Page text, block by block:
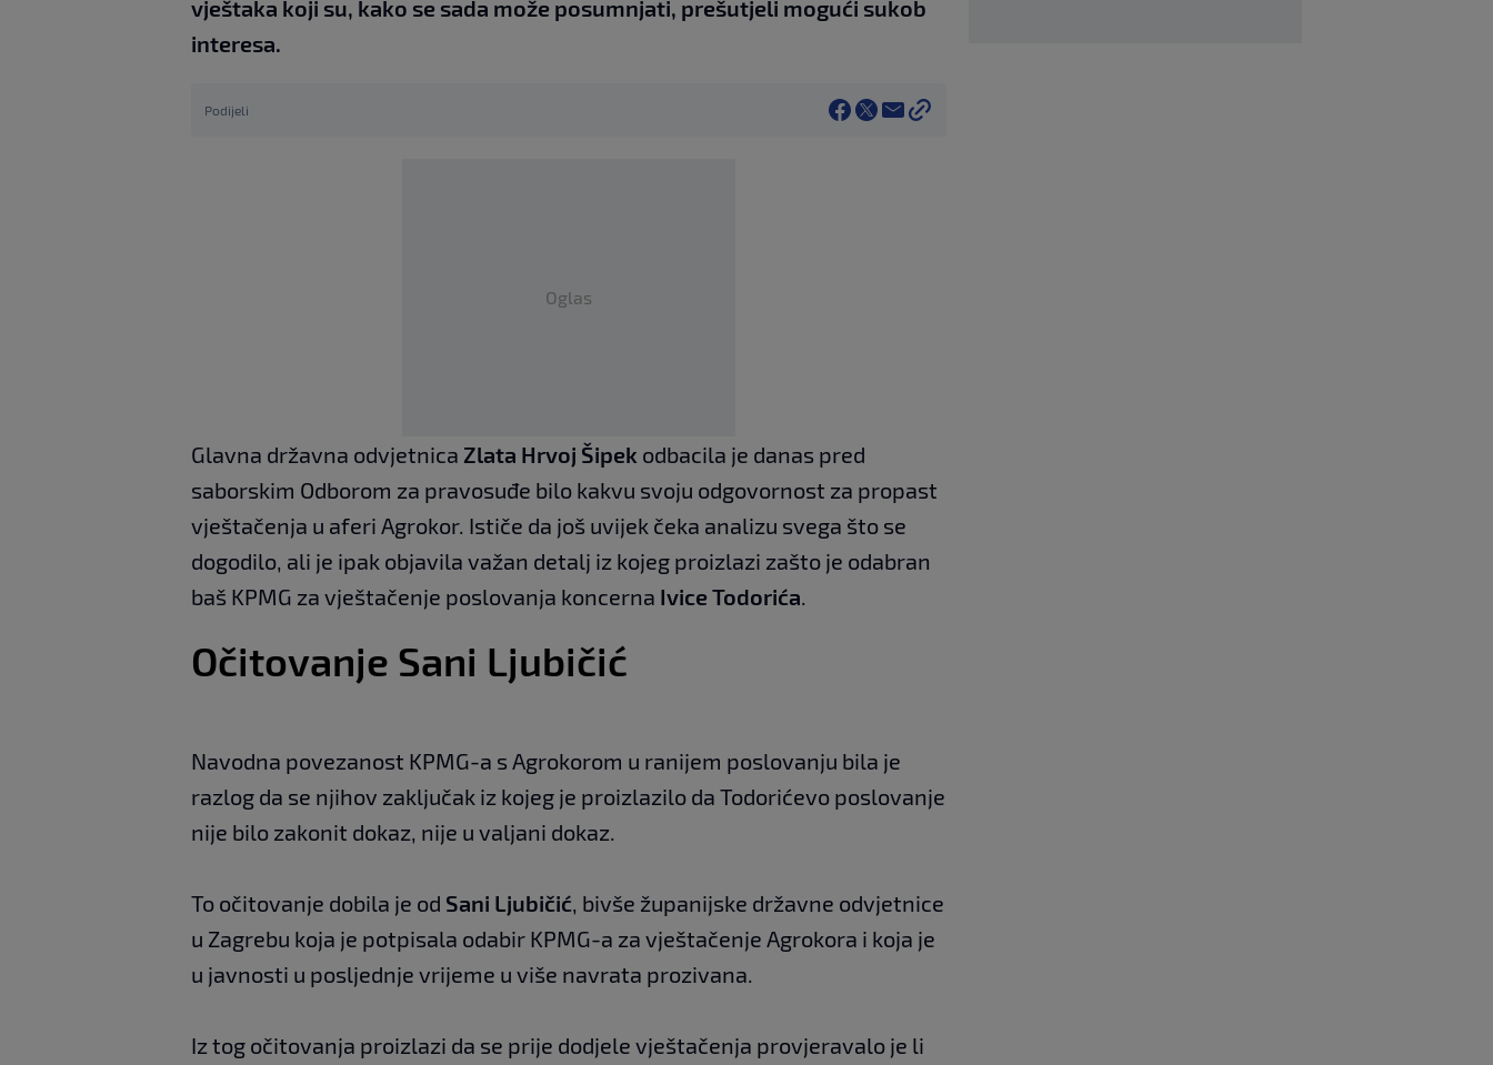
vještaka koji su, kako se sada može posumnjati, prešutjeli mogući sukob
interesa.
Podijeli
Oglas
Glavna državna odvjetnica Zlata Hrvoj Šipek odbacila je danas pred
saborskim Odborom za pravosuđe bilo kakvu svoju odgovornost za propast
vještačenja u aferi Agrokor. Ističe da još uvijek čeka analizu svega što se
dogodilo, ali je ipak objavila važan detalj iz kojeg proizlazi zašto je odabran
baš KPMG za vještačenje poslovanja koncerna Ivice Todorića
Očitovanje Sani Ljubičić
Navodna povezanost KPMG-a s Agrokorom u ranijem poslovanju bila je
razlog da se njihov zaključak iz kojeg je proizlazilo da Todorićevo poslovanje
nije bilo zakonit dokaz, nije u valjani dokaz.
To očitovanje dobila je od Sani Ljubičić , bivše županijske državne odvjetnice
u Zagrebu koja je potpisala odabir KPMG-a za vještačenje Agrokora i koja je
u javnosti u posljednje vrijeme u više navrata prozivana.
Iz tog očitovanja proizlazi da se prije dodjele vještačenja provjeravalo je li